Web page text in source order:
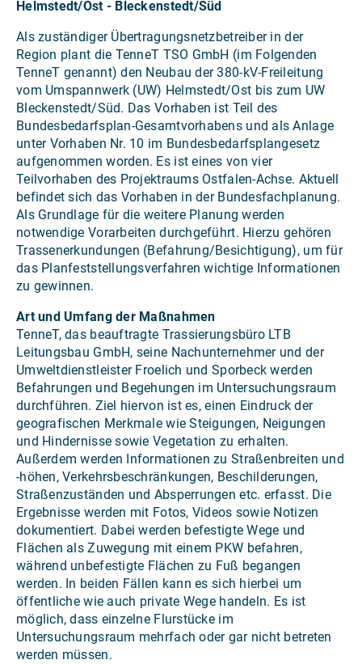
Helmstedt/Ost - Bleckenstedt/Süd
Als zuständiger Übertragungsnetzbetreiber in der
Region plant die TenneT TSO GmbH (im Folgenden
TenneT genannt) den Neubau der 380-kV-Freileitung
vom Umspannwerk (UW) Helmstedt/Ost bis zum UW
Bleckenstedt/Süd. Das Vorhaben ist Teil des
Bundesbedarfsplan-Gesamtvorhabens und als Anlage
unter Vorhaben Nr. 10 im Bundesbedarfsplangesetz
aufgenommen worden. Es ist eines von vier
Teilvorhaben des Projektraums Ostfalen-Achse. Aktuell
befindet sich das Vorhaben in der Bundesfachplanung.
Als Grundlage für die weitere Planung werden
notwendige Vorarbeiten durchgeführt. Hierzu gehören
Trassenerkundungen (Befahrung/Besichtigung), um für
das Planfeststellungsverfahren wichtige Informationen
zu gewinnen.
Art und Umfang der Maßnahmen
TenneT, das beauftragte Trassierungsbüro LTB
Leitungsbau GmbH, seine Nachunternehmer und der
Umweltdienstleister Froelich und Sporbeck werden
Befahrungen und Begehungen im Untersuchungsraum
durchführen. Ziel hiervon ist es, einen Eindruck der
geografischen Merkmale wie Steigungen, Neigungen
und Hindernisse sowie Vegetation zu erhalten.
Außerdem werden Informationen zu Straßenbreiten und
-höhen, Verkehrsbeschränkungen, Beschilderungen,
Straßenzuständen und Absperrungen etc. erfasst. Die
Ergebnisse werden mit Fotos, Videos sowie Notizen
dokumentiert. Dabei werden befestigte Wege und
Flächen als Zuwegung mit einem PKW befahren,
während unbefestigte Flächen zu Fuß begangen
werden. In beiden Fällen kann es sich hierbei um
öffentliche wie auch private Wege handeln. Es ist
möglich, dass einzelne Flurstücke im
Untersuchungsraum mehrfach oder gar nicht betreten
werden müssen.